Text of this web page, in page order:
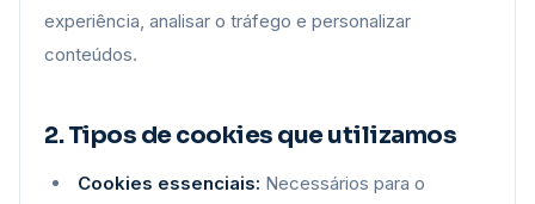
experiência, analisar o tráfego e personalizar
conteúdos.
2. Tipos de cookies que utilizamos
Cookies essenciais: Necessários para o